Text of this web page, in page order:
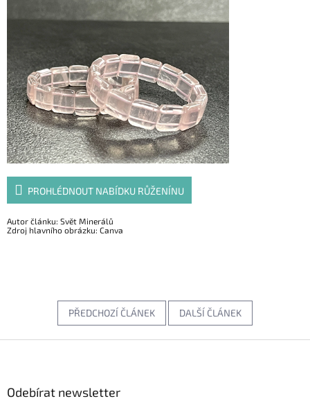
PROHLÉDNOUT NABÍDKU RŮŽENÍNU
Autor článku: Svět Minerálů
Zdroj hlavního obrázku: Canva
PŘEDCHOZÍ ČLÁNEK DALŠÍ ČLÁNEK
Odebírat newsletter